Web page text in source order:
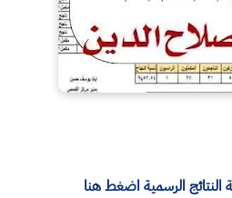
الرسمية اضغط هنا